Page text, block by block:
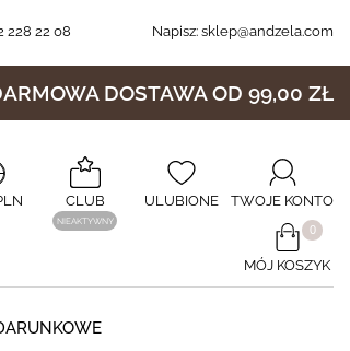
228 22 08 Napisz: sklep@andzela.com
DOSTAWA OD 99,00 ZŁ
CLUB
NIEAKTYWNY
ULUBIONE TWOJE KONTO
​0
MÓJ KOSZYK